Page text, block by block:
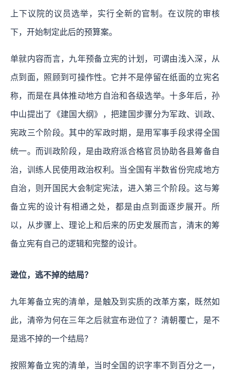
上下议院的议员选举，实行全新的官制。在议院的审核
下，开始制定此后的预算案。
单就内容而言，九年预备立宪的计划，可谓由浅入深，从
点到面，照顾到可操作性。它并不是停留在纸面的立宪名
称，而是在具体推动地方自治和各级选举。十多年后，孙
中山提出了《建国大纲》，把建国步骤分为军政、训政、
宪政三个阶段。其中的军政时期，是用军事手段求得全国
统一。而训政阶段，是由政府派合格官员协助各县筹备自
治，训练人民使用政治权利。当全国有半数省份完成地方
自治，则开国民大会制定宪法，进入第三个阶段。这与筹
备立宪的设计有相通之处，都是由点到面逐步展开。所
以，从步骤上、理论上和后来的历史发展而言，清末的筹
备立宪有自己的逻辑和完整的设计。
逊位，逃不掉的结局？
九年筹备立宪的清单，是触及到实质的改革方案，既然如
此，清帝为何在三年之后就宣布逊位了？清朝覆亡，是不
是逃不掉的一个结局？
按照筹备立宪的清单，当时全国的识字率不到百分之一，